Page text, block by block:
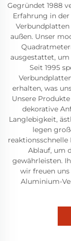
Gegründet 1988
Erfahrung in
außen. Unser
ausgestattet,
Seit 1995
erhalten, was
Unsere
dekorative
Langlebigkeit,
legen
Ablauf, um
gewährleisten.
wir freuen
Aluminium-